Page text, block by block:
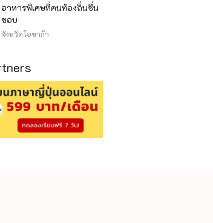
อาหารพิเศษที่คนท้องถิ่นชื่น
ชอบ
จังหวัดโอซาก้า